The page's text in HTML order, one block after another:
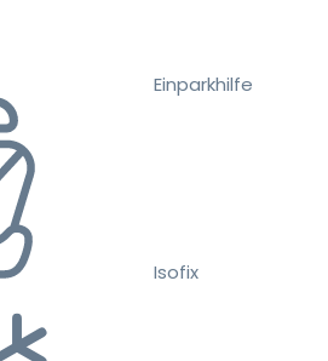
Einparkhilfe
Isofix